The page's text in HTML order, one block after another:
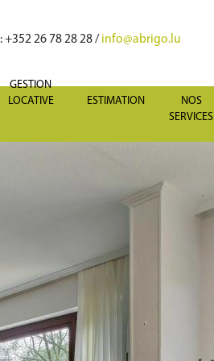
: +352 26 78 28 28 /info@abrigo.lu
GESTION
LOCATIVE
ESTIMATION
NOS
SERVICES